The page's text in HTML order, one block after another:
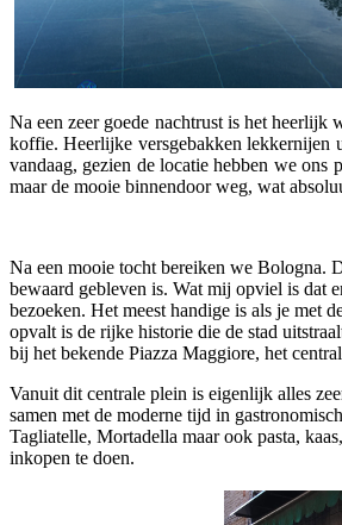
Na een zeer goede nachtrust is het heerlijk
koffie. Heerlijke versgebakken lekkernijen
vandaag, gezien de locatie hebben we
maar de mooie binnendoor weg, wat
Na een mooie tocht bereiken we Bologna.
bewaard gebleven is. Wat mij opviel is dat
bezoeken. Het meest handige is als je met
opvalt is de rijke historie die de stad
bij het bekende Piazza Maggiore, het
Vanuit dit centrale plein is eigenlijk alles
samen met de moderne tijd in
Tagliatelle, Mortadella maar ook pasta,
inkopen te doen.